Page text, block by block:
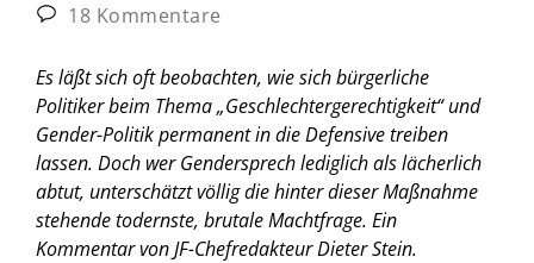
18 Kommentare
Es läßt sich oft beobachten, wie sich bürgerliche
Politiker beim Thema „Geschlechtergerechtigkeit“ und
Gender-Politik permanent in die Defensive treiben
lassen. Doch wer Gendersprech lediglich als lächerlich
abtut, unterschätzt völlig die hinter dieser Maßnahme
stehende todernste, brutale Machtfrage. Ein
Kommentar von JF-Chefredakteur Dieter Stein.